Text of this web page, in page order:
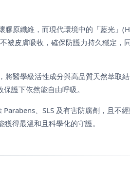
膠原纖維，而現代環境中的「藍光」
被皮膚吸收，確保防護力持久穩定，
將醫學級活性成分與高品質天然萃取
護下依然能自由呼吸。
、SLS 及有害防腐劑，且不經
得最溫和且科學化的守護。